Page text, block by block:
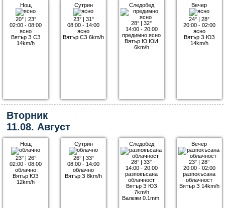
Нощ
20°| 23°
02:00 - 08:00
ясно
Вятър З СЗ
14km/h
Сутрин
23°| 31°
08:00 - 14:00
ясно
Вятър СЗ 6km/h
Следобед
28° |32°
14:00 - 20:00
предимно ясно
Вятър Ю ЮИ
6km/h
Вечер
24° |28°
20:00 - 02:00
ясно
Вятър З ЮЗ
14km/h
Вторник
11.08. Август
Нощ
23°| 26°
02:00 - 08:00
облачно
Вятър ЮЗ
12km/h
Сутрин
26°| 33°
08:00 - 14:00
облачно
Вятър З 8km/h
Следобед
28° |33°
14:00 - 20:00
разпокъсана
облачност
Вятър З ЮЗ
7km/h
Валежи 0.1mm.
Вечер
23° |28°
20:00 - 02:00
разпокъсана
облачност
Вятър З 14km/h